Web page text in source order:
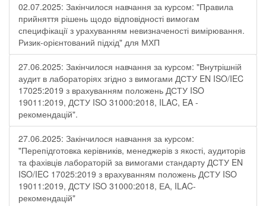
02.07.2025: Закінчилося навчання за курсом: "Правила
прийняття рішень щодо відповідності вимогам
специфікації з урахуванням невизначеності вимірювання.
Ризик-орієнтований підхід" для МХП
27.06.2025: Закінчилося навчання за курсом: "Внутрішній
аудит в лабораторіях згідно з вимогами ДСТУ EN ISO/IEC
17025:2019 з врахуванням положень ДСТУ ISO
19011:2019, ДСТУ ISO 31000:2018, ILAC, EA -
рекомендацій".
27.06.2025: Закінчилося навчання за курсом:
"Перепідготовка керівників, менеджерів з якості, аудиторів
та фахівців лабораторій за вимогами стандарту ДСТУ EN
ISO/IEC 17025:2019 з врахуванням положень ДСТУ ISO
19011:2019, ДСТУ ISO 31000:2018, ЕА, ILAC-
рекомендацій"